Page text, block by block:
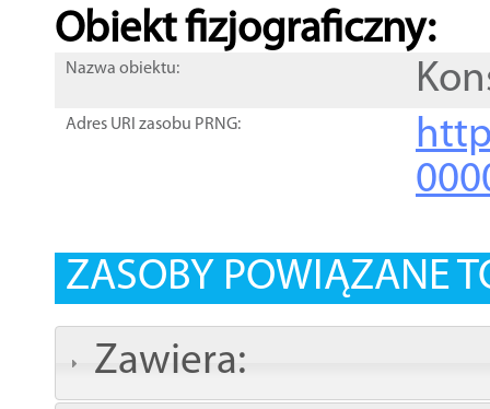
Obiekt fizjograficzny:
Nazwa obiektu:
Adres URI zasobu PRNG:
ZASOBY POWIĄZANE
Zawiera: